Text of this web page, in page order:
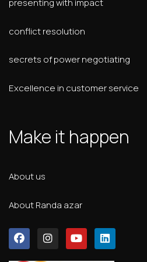
presenting with impact
conflict resolution
secrets of power negotiating
Excellence in customer service
Make it happen
About us
About Randa azar
F
a
c
I
n
s
Y
o
u
L
i
n